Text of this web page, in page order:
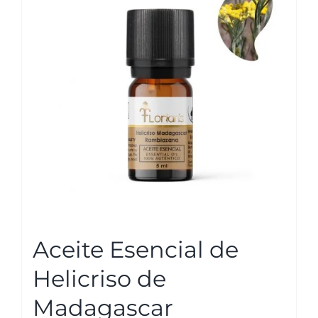
opciones
se
pueden
elegir
en
página
de
producto
Aceite Esencial de
Helicriso de
Madagascar